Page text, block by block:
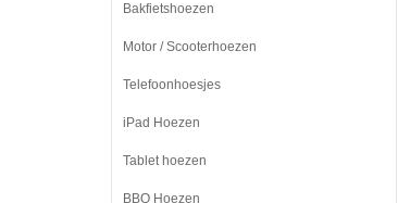
Bakfietshoezen
Motor / Scooterhoezen
Telefoonhoesjes
iPad Hoezen
Tablet hoezen
BBQ Hoezen